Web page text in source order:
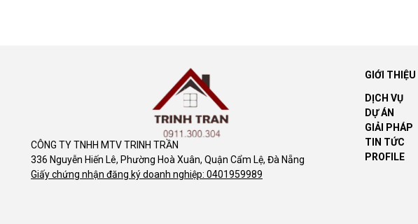
CÔNG TY TNHH MTV TRINH TRẦN
336 Nguyễn Hiến Lê, Phường Hoà Xuân, Quận Cẩm Lệ, Đà Nẵng
Giấy chứng nhận đăng ký doanh nghiệp: 0401959989
GIỚI THIỆU
DỊCH VỤ
DỰ ÁN
GIẢI PHÁP
TIN TỨC
PROFILE